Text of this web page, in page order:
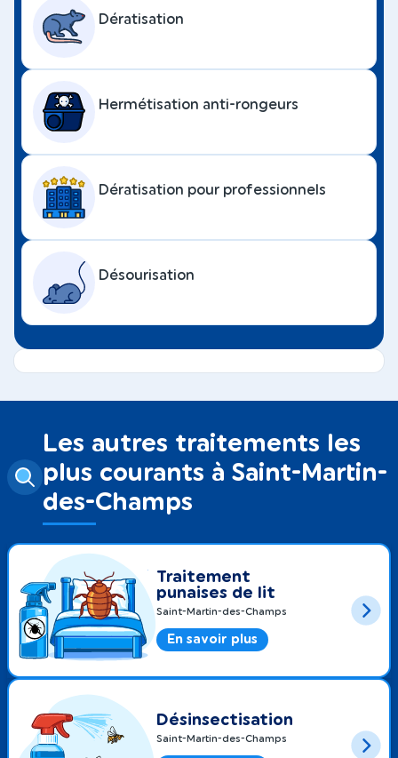
Dératisation
Hermétisation anti-rongeurs
Dératisation pour professionnels
Désourisation
Les autres traitements les
plus courants à Saint-Martin-
des-Champs
Traitement
punaises de lit
Saint-Martin-des-Champs
En savoir plus
Désinsectisation
Saint-Martin-des-Champs